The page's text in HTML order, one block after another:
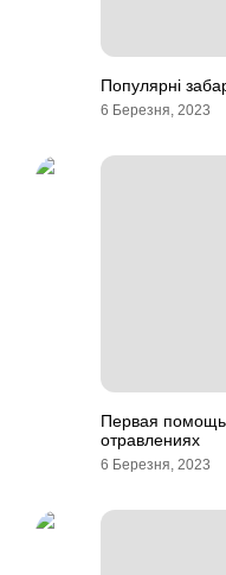
Популярні
6 Березня, 2023
Первая помощь
отравлениях
6 Березня, 2023